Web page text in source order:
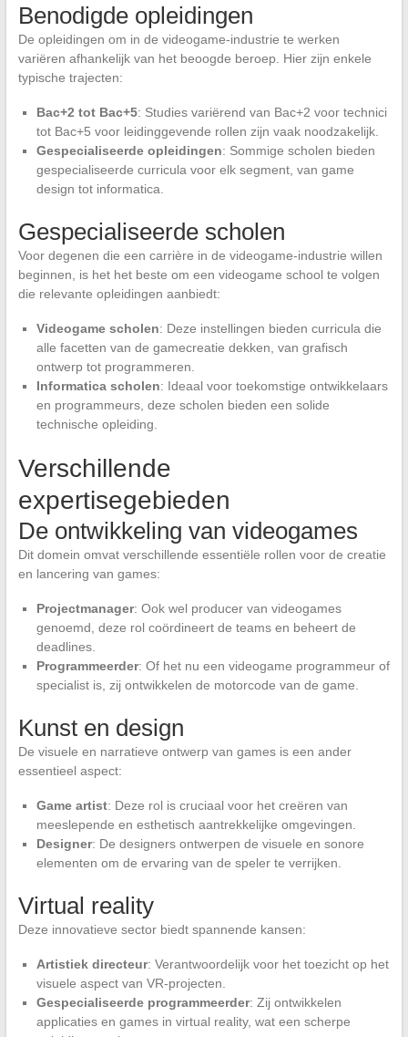
Benodigde opleidingen
De opleidingen om in de videogame-industrie te werken
variëren afhankelijk van het beoogde beroep. Hier zijn enkele
typische trajecten:
Bac+2 tot Bac+5: Studies variërend van Bac+2 voor technici
tot Bac+5 voor leidinggevende rollen zijn vaak noodzakelijk.
Gespecialiseerde opleidingen: Sommige scholen bieden
gespecialiseerde curricula voor elk segment, van game
design tot informatica.
Gespecialiseerde scholen
Voor degenen die een carrière in de videogame-industrie willen
beginnen, is het het beste om een videogame school te volgen
die relevante opleidingen aanbiedt:
Videogame scholen: Deze instellingen bieden curricula die
alle facetten van de gamecreatie dekken, van grafisch
ontwerp tot programmeren.
Informatica scholen: Ideaal voor toekomstige ontwikkelaars
en programmeurs, deze scholen bieden een solide
technische opleiding.
Verschillende
expertisegebieden
De ontwikkeling van videogames
Dit domein omvat verschillende essentiële rollen voor de creatie
en lancering van games:
Projectmanager: Ook wel producer van videogames
genoemd, deze rol coördineert de teams en beheert de
deadlines.
Programmeerder: Of het nu een videogame programmeur of
specialist is, zij ontwikkelen de motorcode van de game.
Kunst en design
De visuele en narratieve ontwerp van games is een ander
essentieel aspect:
Game artist: Deze rol is cruciaal voor het creëren van
meeslepende en esthetisch aantrekkelijke omgevingen.
Designer: De designers ontwerpen de visuele en sonore
elementen om de ervaring van de speler te verrijken.
Virtual reality
Deze innovatieve sector biedt spannende kansen:
Artistiek directeur: Verantwoordelijk voor het toezicht op het
visuele aspect van VR-projecten.
Gespecialiseerde programmeerder: Zij ontwikkelen
applicaties en games in virtual reality, wat een scherpe